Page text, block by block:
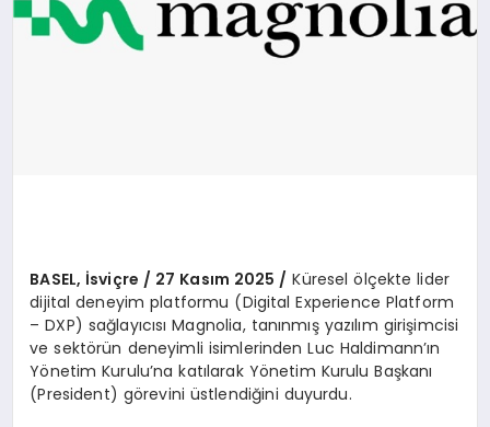
OYUN
BASEL, İsviçre / 27 Kasım 2025 / Küresel ölçekte lider
dijital deneyim platformu (Digital Experience Platform
– DXP) sağlayıcısı Magnolia, tanınmış yazılım girişimcisi
ve sektörün deneyimli isimlerinden Luc Haldimann’ın
Yönetim Kurulu’na katılarak Yönetim Kurulu Başkanı
(President) görevini üstlendiğini duyurdu.